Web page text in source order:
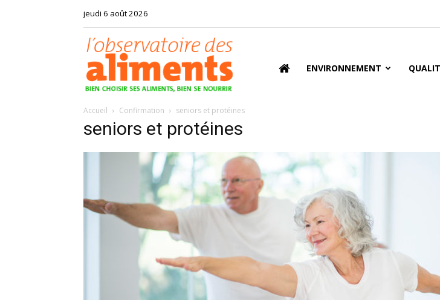
jeudi 6 août 2026
des
aliments
ENVIRONNEMENT
Accueil Confirmation seniors et protéines
seniors et protéines